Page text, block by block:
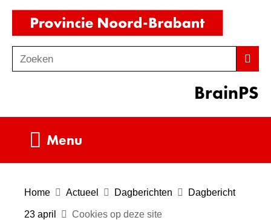
Ga
de
inhoud
o
Zoeken
BrainPS
Menu
Home Actueel Dagberichten Dagbericht
23 april Cookies op deze site